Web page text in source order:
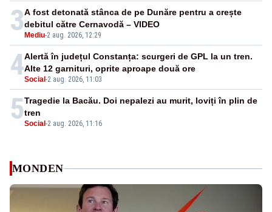
3 Mediu-2 aug. 2026, 12:29
A fost detonată stânca de pe Dunăre pentru a crește
debitul către Cernavodă – VIDEO
4Social -2 aug. 2026, 11:03
Alertă în județul Constanța: scurgeri de GPL la un tren.
Alte 12 garnituri, oprite aproape două ore
5Social -2 aug. 2026, 11:16
Tragedie la Bacău. Doi nepalezi au murit, loviți în plin de
tren
MONDEN